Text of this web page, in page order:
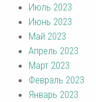
Июль 2023
Июнь 2023
Май 2023
Апрель 2023
Март 2023
Февраль 2023
Январь 2023